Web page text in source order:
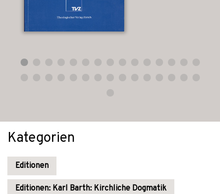
Kategorien
Editionen
Editionen: Karl Barth: Kirchliche Dogmatik